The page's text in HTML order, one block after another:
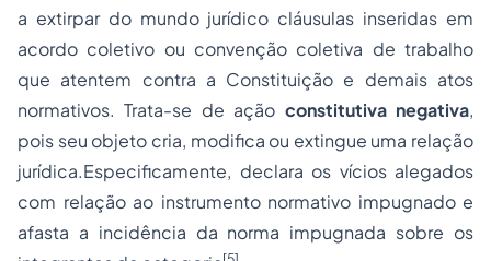
a extirpar do mundo jurídico cláusulas inseridas em
acordo coletivo ou convenção coletiva de trabalho
que atentem contra a Constituição e demais atos
normativos. Trata-se de ação constitutiva negativa,
pois seu objeto cria, modifica ou extingue uma relação
jurídica.Especificamente, declara os vícios alegados
com relação ao instrumento normativo impugnado e
afasta a incidência da norma impugnada sobre os